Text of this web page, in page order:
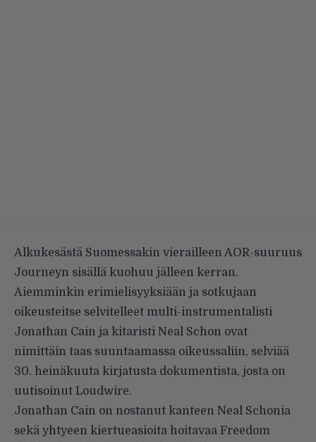
Alkukesästä Suomessakin vierailleen AOR-suuruus
Journeyn sisällä kuohuu jälleen kerran.
Aiemminkin erimielisyyksiään ja sotkujaan
oikeusteitse selvitelleet multi-instrumentalisti
Jonathan Cain ja kitaristi Neal Schon ovat
nimittäin taas suuntaamassa oikeussaliin, selviää
30. heinäkuuta kirjatusta dokumentista, josta on
uutisoinut Loudwire.
Jonathan Cain on nostanut kanteen Neal Schonia
sekä yhtyeen kiertueasioita hoitavaa Freedom